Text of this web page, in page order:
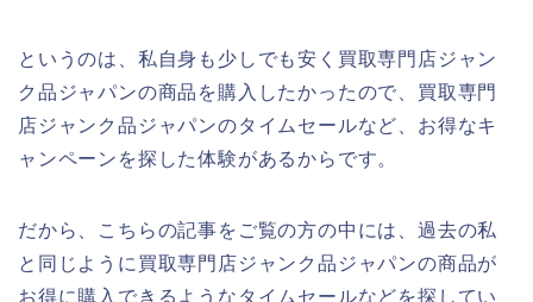
というのは、私自身も少しでも安く買取専門店ジャン
ク品ジャパンの商品を購入したかったので、買取専門
店ジャンク品ジャパンのタイムセールなど、お得なキ
ャンペーンを探した体験があるからです。
だから、こちらの記事をご覧の方の中には、過去の私
と同じように買取専門店ジャンク品ジャパンの商品が
お得に購入できるようなタイムセールなどを探してい